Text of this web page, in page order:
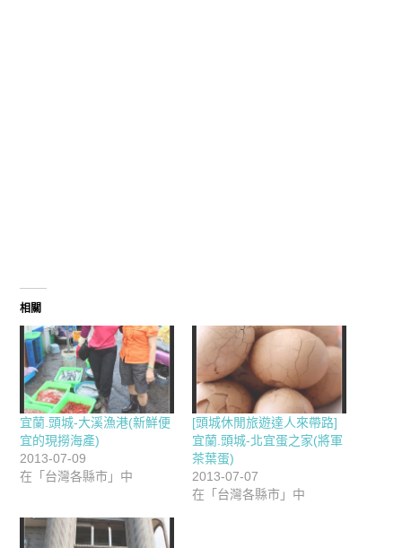
相關
宜蘭.頭城-大溪漁港(新鮮便
宜的現撈海產)
2013-07-09
在「台灣各縣市」中
[頭城休閒旅遊達人來帶路]
宜蘭.頭城-北宜蛋之家(將軍
茶葉蛋)
2013-07-07
在「台灣各縣市」中